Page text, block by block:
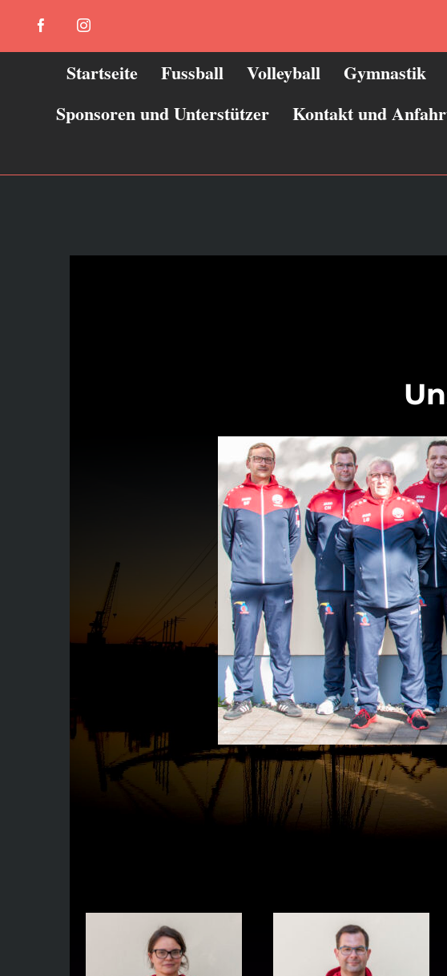
FacebookInstagram
Startseite Fussball Volleyball Gymnastik
Sponsoren und Unterstützer
Kontakt und